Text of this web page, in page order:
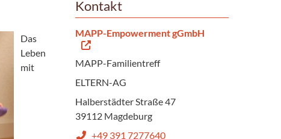
Das
Leben
mit
Kontakt
MAPP-Empowerment gGmbH
MAPP-Familientreff
ELTERN-AG
Halberstädter Straße 47
39112 Magdeburg
+49 391 7277640